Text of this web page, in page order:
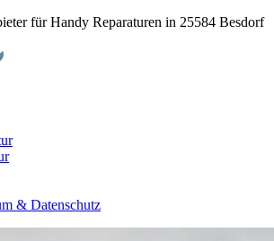
für Handy Reparaturen in 25584 Besdorf
& Datenschutz